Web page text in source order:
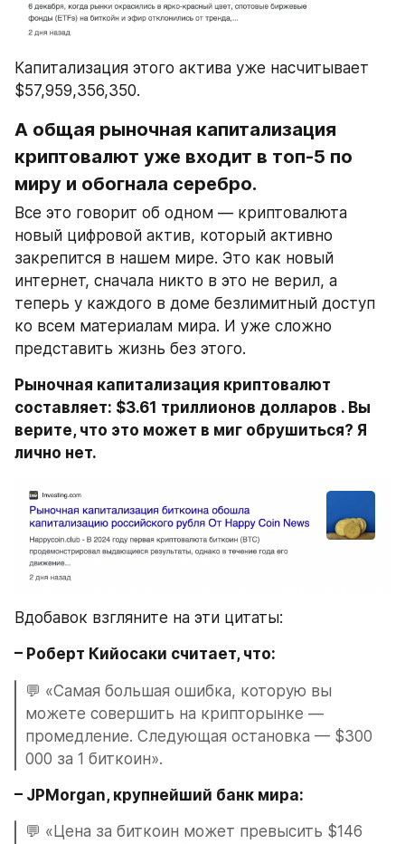
Капитализация этого актива уже насчитывает
$57,959,356,350.
А общая рыночная капитализация
криптовалют уже входит в топ-5 по
миру и обогнала серебро.
Все это говорит об одном — криптовалюта
новый цифровой актив, который активно
закрепится в нашем мире. Это как новый
интернет, сначала никто в это не верил, а
теперь у каждого в доме безлимитный доступ
ко всем материалам мира. И уже сложно
представить жизнь без этого.
Рыночная капитализация криптовалют
составляет: $3.61 триллионов долларов . Вы
верите, что это может в миг обрушиться? Я
лично нет.
Вдобавок взгляните на эти цитаты:
– Роберт Кийосаки считает, что:
💬 «Самая большая ошибка, которую вы
можете совершить на крипторынке —
промедление. Следующая остановка — $300
000 за 1 биткоин».
– JPMorgan, крупнейший банк мира:
💬 «Цена за биткоин может превысить $146